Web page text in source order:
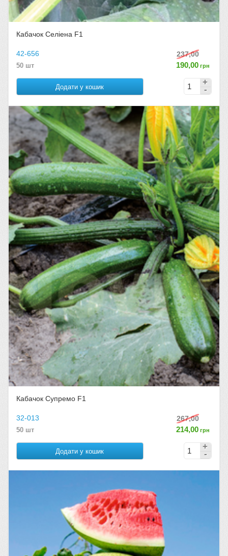
Кабачок Селіена F1
42-656
50 шт
237,00
190,00 грн
Додати у кошик
Кабачок Супремо F1
32-013
50 шт
267,00
214,00 грн
Додати у кошик